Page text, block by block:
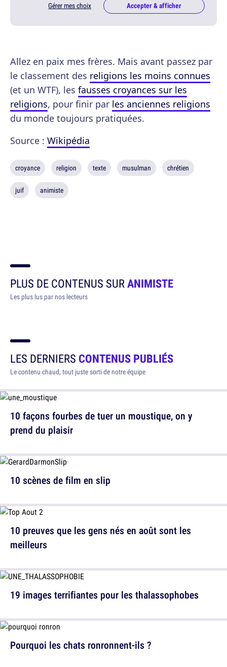
Gérer mes choix Accepter & afficher
Allez en paix mes frères. Mais avant passez par
le classement des religions les moins connues
(et un WTF), les fausses croyances sur les
religions, pour finir par les anciennes religions
du monde toujours pratiquées.
Source : Wikipédia
croyance religion texte musulman chrétien
juif animiste
PLUS DE CONTENUS SURANIMISTE
Les plus lus par nos lecteurs
LES DERNIERS CONTENUS PUBLIÉS
Le contenu chaud, tout juste sorti de notre équipe
10 façons fourbes de tuer un moustique, on y
prend du plaisir
10 preuves que les gens nés en août sont les
meilleurs
Pourquoi les chats ronronnent-ils ?
10 scènes de film en slip
19 images terrifiantes pour les thalassophobes